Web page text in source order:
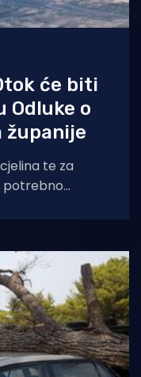
će biti
Odluke o
županije
te za
potrebno